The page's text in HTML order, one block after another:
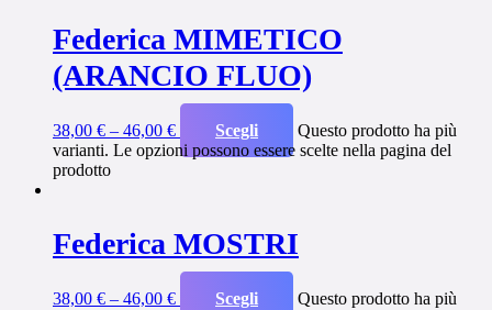
Federica MIMETICO
(ARANCIO FLUO)
38,00 € – 46,00 € Scegli
Questo prodotto ha più
varianti. Le opzioni possono essere scelte nella pagina del
prodotto
Federica MOSTRI
38,00 € – 46,00 € Scegli
Questo prodotto ha più